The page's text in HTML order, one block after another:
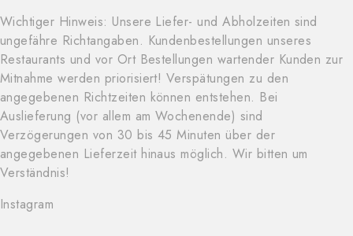
Wichtiger Hinweis: Unsere Liefer- und Abholzeiten sind
ungefähre Richtangaben. Kundenbestellungen unseres
Restaurants und vor Ort Bestellungen wartender Kunden zur
Mitnahme werden priorisiert! Verspätungen zu den
angegebenen Richtzeiten können entstehen. Bei
Auslieferung (vor allem am Wochenende) sind
Verzögerungen von 30 bis 45 Minuten über der
angegebenen Lieferzeit hinaus möglich. Wir bitten um
Verständnis!
Instagram